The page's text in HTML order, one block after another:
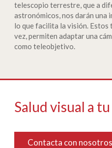
telescopio terrestre, que a
astronómicos, nos darán una
lo que facilita la visión. Estos
vez, permiten adaptar una
como teleobjetivo.
Salud visual a
Contacta con nosotros